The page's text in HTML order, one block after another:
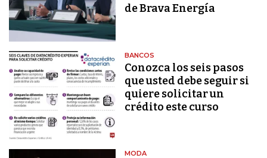
de Brava Energía
BANCOS
Conozca los seis pasos
que usted debe seguir si
quiere solicitar un
crédito este curso
MODA